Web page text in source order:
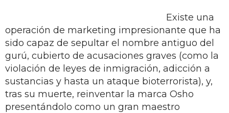
Existe una
operación de marketing impresionante que ha
sido capaz de sepultar el nombre antiguo del
gurú, cubierto de acusaciones graves (como la
violación de leyes de inmigración, adicción a
sustancias y hasta un ataque bioterrorista), y,
tras su muerte, reinventar la marca Osho
presentándolo como un gran maestro